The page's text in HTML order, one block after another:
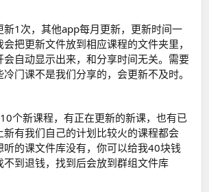
新1次，其他app每月更新，更新时间一
把更新文件放到相应课程的文件夹里，
会自动显示出来，和分享时间无关。需要
门课不是我们分享的，会更新不及时。
个新课程，有正在更新的新课，也有已
新有我们自己的计划比较火的课程都会
听的课文件库没有，你可以给我40块钱
不到退钱，找到后会放到群组文件库